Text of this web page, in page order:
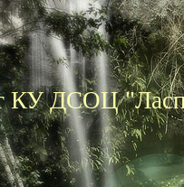
КУ ДСОЦ